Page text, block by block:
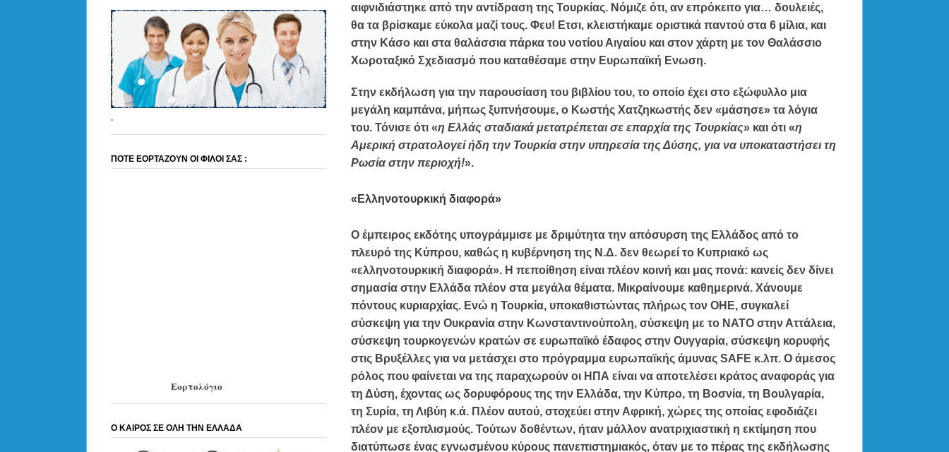
αιφνιδιάστηκε από την αντίδραση της Τουρκίας. Νόμιζε ότι, αν επρόκειτο για… δουλειές,
θα τα βρίσκαμε εύκολα μαζί τους. Φευ! Ετσι, κλειστήκαμε οριστικά παντού στα 6 μίλια, και
στην Κάσο και στα θαλάσσια πάρκα του νοτίου Αιγαίου και στον χάρτη με τον Θαλάσσιο
Χωροταξικό Σχεδιασμό που καταθέσαμε στην Ευρωπαϊκή Ενωση.
Στην εκδήλωση για την παρουσίαση του βιβλίου του, το οποίο έχει στο εξώφυλλο μια
μεγάλη καμπάνα, μήπως ξυπνήσουμε, ο Κωστής Χατζηκωστής δεν «μάσησε» τα λόγια
του. Τόνισε ότι «η Ελλάς σταδιακά μετατρέπεται σε επαρχία της Τουρκίας» και ότι «η
Αμερική στρατολογεί ήδη την Τουρκία στην υπηρεσία της Δύσης, για να υποκαταστήσει τη
Ρωσία στην περιοχή!».
«Ελληνοτουρκική διαφορά»
Ο έμπειρος εκδότης υπογράμμισε με δριμύτητα την απόσυρση της Ελλάδος από το
πλευρό της Κύπρου, καθώς η κυβέρνηση της Ν.Δ. δεν θεωρεί το Κυπριακό ως
«ελληνοτουρκική διαφορά». Η πεποίθηση είναι πλέον κοινή και μας πονά: κανείς δεν δίνει
σημασία στην Ελλάδα πλέον στα μεγάλα θέματα. Μικραίνουμε καθημερινά. Χάνουμε
πόντους κυριαρχίας. Ενώ η Τουρκία, υποκαθιστώντας πλήρως τον ΟΗΕ, συγκαλεί
σύσκεψη για την Ουκρανία στην Κωνσταντινούπολη, σύσκεψη με το ΝΑΤΟ στην Αττάλεια,
σύσκεψη τουρκογενών κρατών σε ευρωπαϊκό έδαφος στην Ουγγαρία, σύσκεψη κορυφής
στις Βρυξέλλες για να μετάσχει στο πρόγραμμα ευρωπαϊκής άμυνας SAFE κ.λπ. Ο άμεσος
ρόλος που φαίνεται να της παραχωρούν οι ΗΠΑ είναι να αποτελέσει κράτος αναφοράς για
τη Δύση, έχοντας ως δορυφόρους της την Ελλάδα, την Κύπρο, τη Βοσνία, τη Βουλγαρία,
τη Συρία, τη Λιβύη κ.ά. Πλέον αυτού, στοχεύει στην Αφρική, χώρες της οποίας εφοδιάζει
πλέον με εξοπλισμούς. Τούτων δοθέντων, ήταν μάλλον ανατριχιαστική η εκτίμηση που
διατύπωσε ένας εγνωσμένου κύρους πανεπιστημιακός, όταν με το πέρας της εκδήλωσης
.
ΠΟΤΕ ΕΟΡΤΑΖΟΥΝ ΟΙ ΦΙΛΟΙ ΣΑΣ :
Εορτολόγιο
Ο ΚΑΙΡΟΣ ΣΕ ΟΛΗ ΤΗΝ ΕΛΛΑΔΑ